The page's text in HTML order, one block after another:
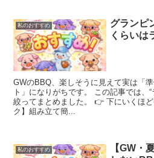
私のおすすめ
グランピ
くらいは
GWのBBQ、楽しそうに見えて実は「
ト」になりがちです。 この記事では、
絞ってまとめました。 👉 下にいくほ
ク】組み立て簡...
私のおすすめ
【GW・